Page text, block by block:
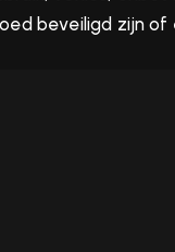
beveiligd zijn of